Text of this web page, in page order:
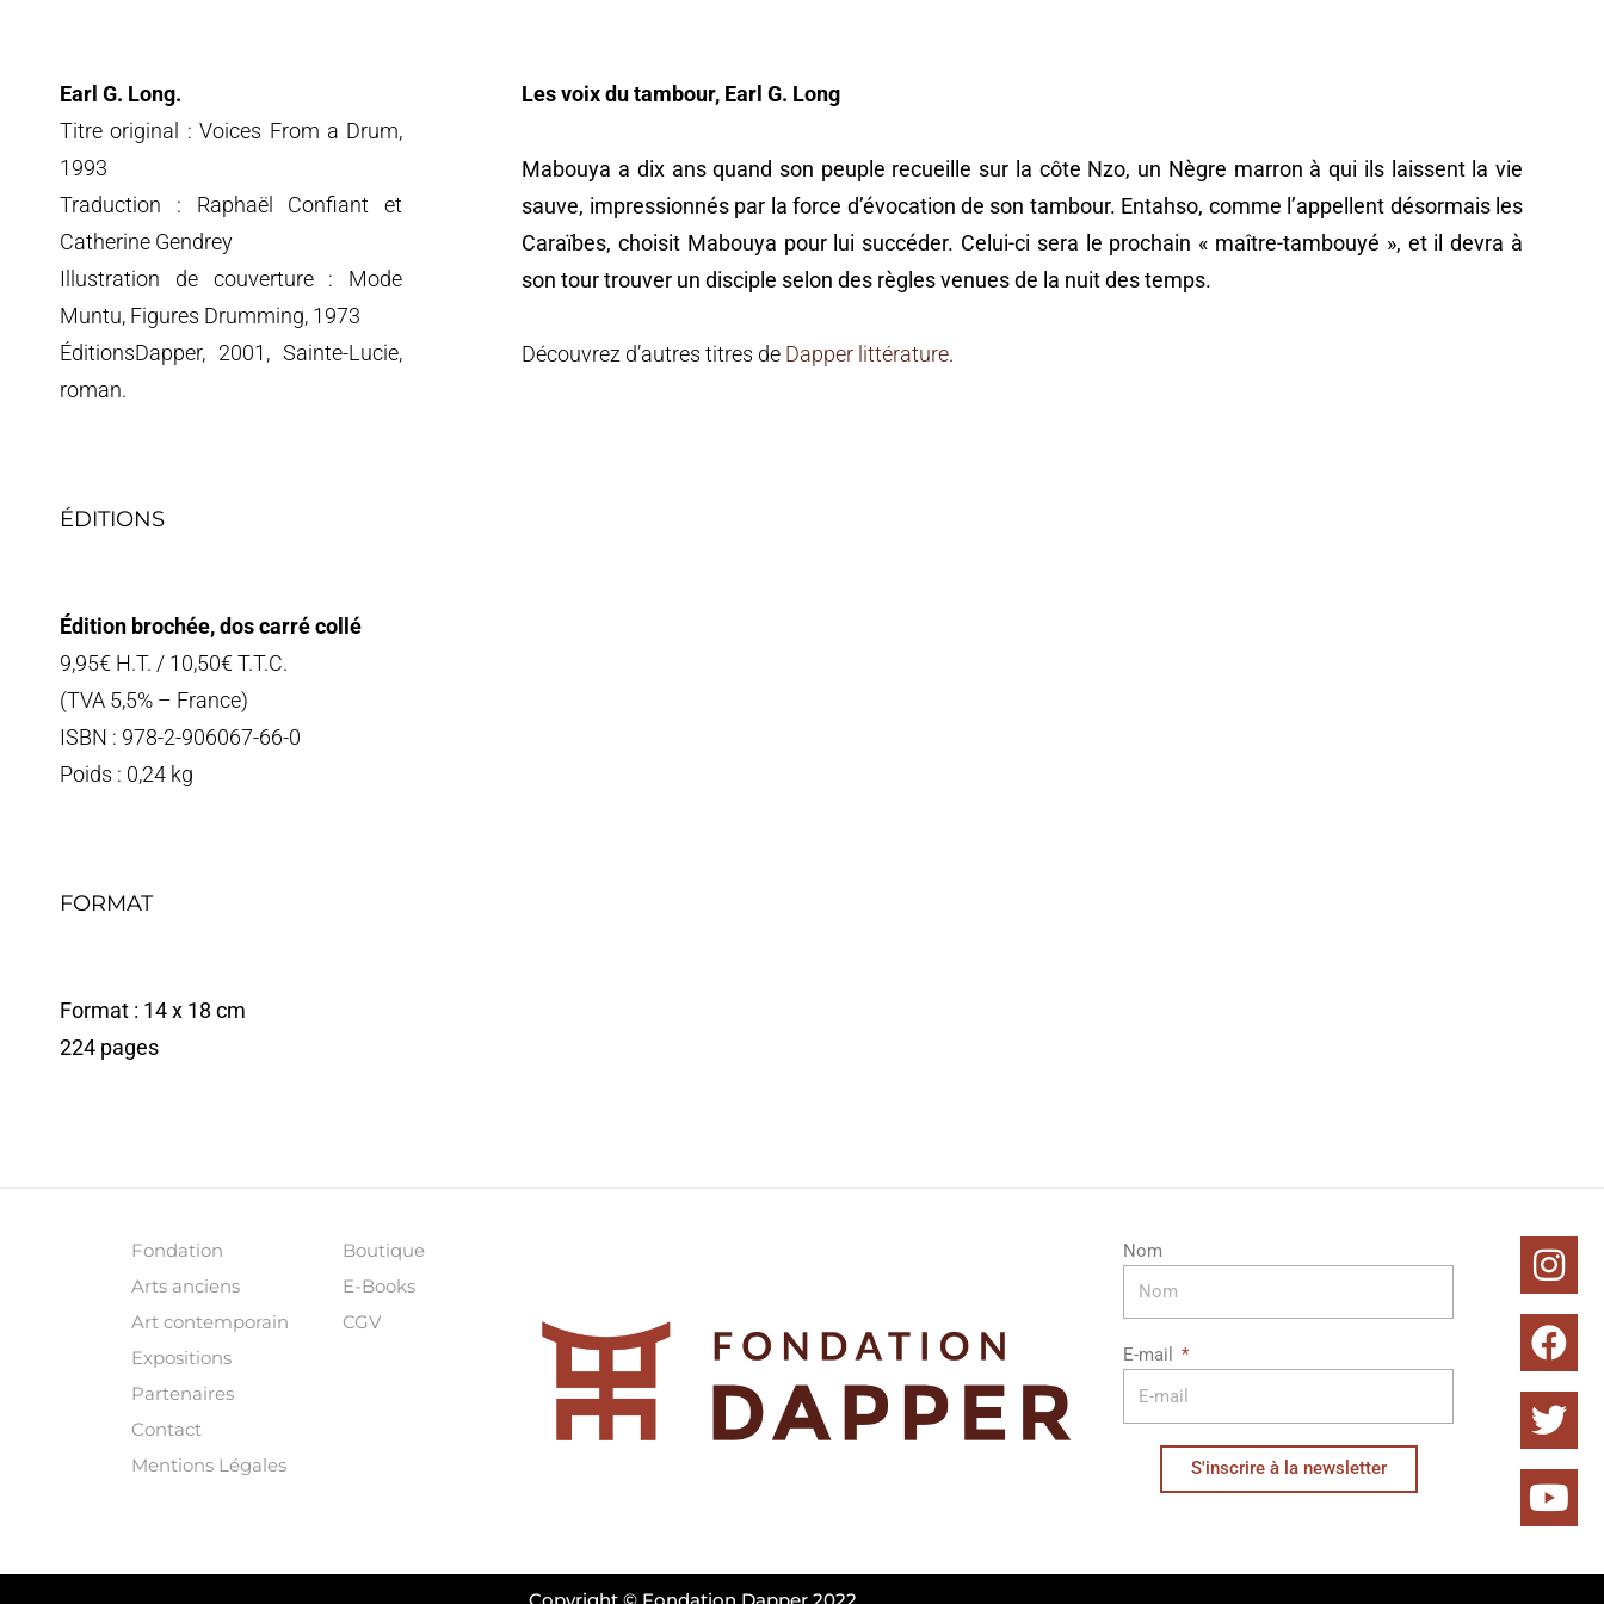
Earl G. Long.
Titre original : Voices From a Drum,
1993
Traduction : Raphaël Confiant et
Catherine Gendrey
Illustration de couverture : Mode
Muntu, Figures Drumming, 1973
ÉditionsDapper, 2001, Sainte-Lucie,
roman.
ÉDITIONS
Édition brochée, dos carré collé
9,95€ H.T. / 10,50€ T.T.C.
(TVA 5,5% – France)
ISBN : 978-2-906067-66-0
Poids : 0,24 kg
FORMAT
Format : 14 x 18 cm
224 pages
Les voix du tambour, Earl G. Long
Mabouya a dix ans quand son peuple recueille sur la côte Nzo, un Nègre marron à qui ils laissent la vie
sauve, impressionnés par la force d’évocation de son tambour. Entahso, comme l’appellent désormais les
Caraïbes, choisit Mabouya pour lui succéder. Celui-ci sera le prochain « maître-tambouyé », et il devra à
son tour trouver un disciple selon des règles venues de la nuit des temps.
Découvrez d’autres titres de Dapper littérature.
Fondation
Arts anciens
Art contemporain
Expositions
Partenaires
Contact
Mentions Légales
Boutique
E-Books
CGV
Nom
E-mail
S'inscrire à la newsletter
Chers clients,
Nous vous informons que les commandes passées après le 27 juillet ne
message pour vous souhaiter de bonnes vacances.